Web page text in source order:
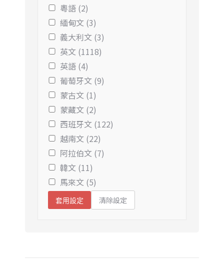
粵語 (2)
緬甸文 (3)
義大利文 (3)
英文 (1118)
英語 (4)
葡萄牙文 (9)
蒙古文 (1)
蒙藏文 (2)
西班牙文 (122)
越南文 (22)
阿拉伯文 (7)
韓文 (11)
馬來文 (5)
套用設定 清除設定